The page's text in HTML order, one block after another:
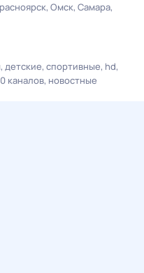
Омск Самара
детские спортивные hd
каналов новостные